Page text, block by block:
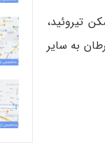
تیروئید،
به سایر